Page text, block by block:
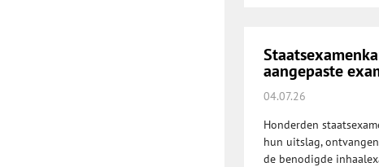
aangepaste
04.07.26
Honderden
hun uitslag,
de benodigde